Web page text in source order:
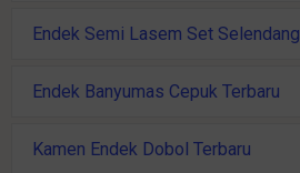
Endek Semi Lasem Set Selendang
Endek Banyumas Cepuk Terbaru
Kamen Endek Dobol Terbaru